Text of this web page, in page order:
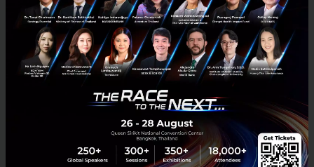
เป็นต้น และระหว่างวันที่ 1 ธันวาคม 2566 – 31มกราคม
2567 สุดยอดนักช้อปที่มียอดสูงสุดตลอดแคมเปญ 20 ท่า
นบของรางวัลสุดพรีเมียมมากมาย นอกจากนี้ ยังสามารถ
ร่วมลุ้นรางวัลใหญ่กับประสบการณ์การท่องเที่ยวเหนือ
ระดับ ได้แก่ เรือสำราญจาก Excellent Vacation Group
ที่พักระดับเวิลด์คลาส และรางวัลพิเศษอีกมากมาย พร้อม
อภิมหาปรากฏการณ์เฉลิมฉลองทั้ง เอ็มดิสทริค อย่างยิ่ง
ใหญ่อย่างไม่รู้จบตลอดเดือนธันวาคมและต่อเนื่องถึง